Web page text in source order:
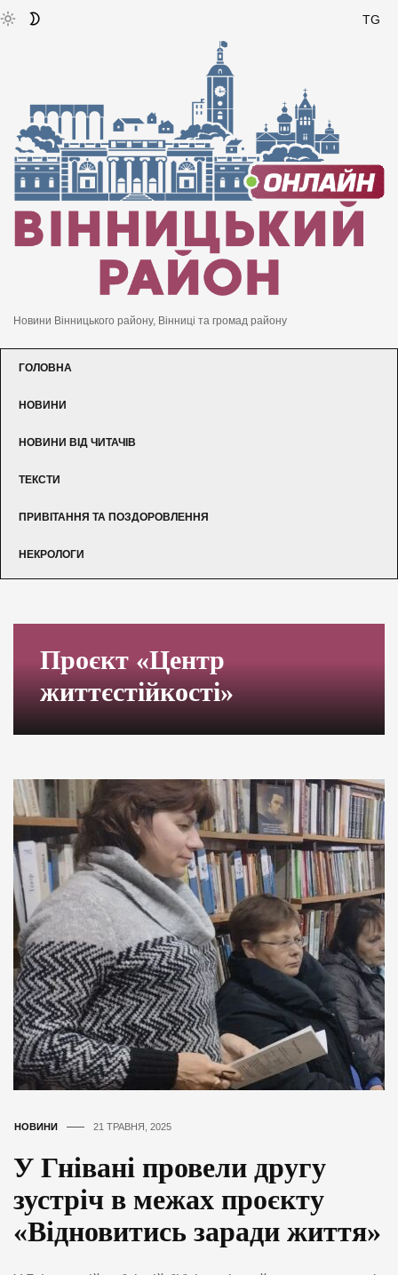
TG
Новини Вінницького району, Вінниці та громад району
ГОЛОВНА
НОВИНИ
НОВИНИ ВІД ЧИТАЧІВ
ТЕКСТИ
ПРИВІТАННЯ ТА ПОЗДОРОВЛЕННЯ
НЕКРОЛОГИ
Проєкт «Центр
життєстійкості»
НОВИНИ 21 ТРАВНЯ, 2025
У Гнівані провели другу
зустріч в межах проєкту
«Відновитись заради життя»